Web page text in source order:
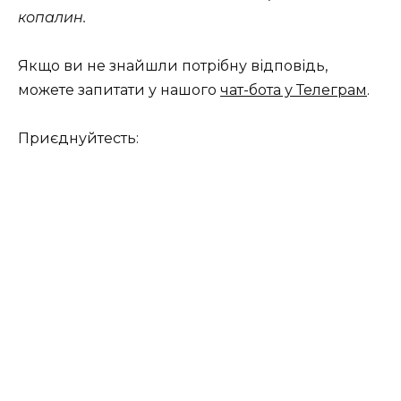
копалин.
Якщо ви не знайшли потрібну відповідь,
можете запитати у нашого чат-бота у Телеграм.
Приєднуйтесть: